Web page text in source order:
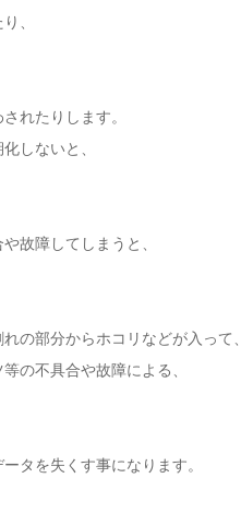
、
れたりします。
しないと、
故障してしまうと、
の部分からホコリなどが入って、
の不具合や故障による、
タを失くす事になります。